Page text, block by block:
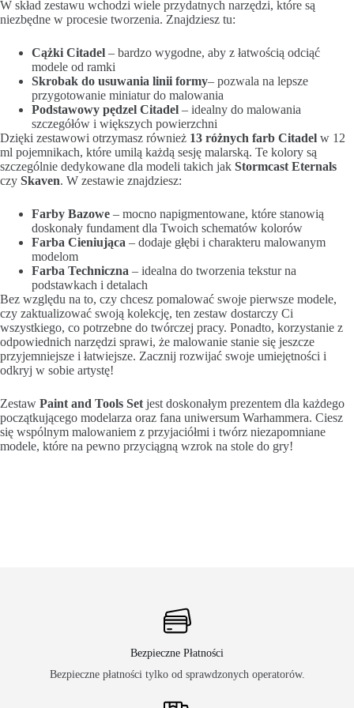
W skład zestawu wchodzi wiele przydatnych narzędzi, które są
niezbędne w procesie tworzenia. Znajdziesz tu:
Cążki Citadel – bardzo wygodne, aby z łatwością odciąć
modele od ramki
Skrobak do usuwania linii formy– pozwala na lepsze
przygotowanie miniatur do malowania
Podstawowy pędzel Citadel – idealny do malowania
szczegółów i większych powierzchni
Dzięki zestawowi otrzymasz również 13 różnych farb Citadel w 12
ml pojemnikach, które umilą każdą sesję malarską. Te kolory są
szczególnie dedykowane dla modeli takich jak Stormcast Eternals
czy Skaven. W zestawie znajdziesz:
Farby Bazowe – mocno napigmentowane, które stanowią
doskonały fundament dla Twoich schematów kolorów
Farba Cieniująca – dodaje głębi i charakteru malowanym
modelom
Farba Techniczna – idealna do tworzenia tekstur na
podstawkach i detalach
Bez względu na to, czy chcesz pomalować swoje pierwsze modele,
czy zaktualizować swoją kolekcję, ten zestaw dostarczy Ci
wszystkiego, co potrzebne do twórczej pracy. Ponadto, korzystanie z
odpowiednich narzędzi sprawi, że malowanie stanie się jeszcze
przyjemniejsze i łatwiejsze. Zacznij rozwijać swoje umiejętności i
odkryj w sobie artystę!
Zestaw Paint and Tools Set jest doskonałym prezentem dla każdego
początkującego modelarza oraz fana uniwersum Warhammera. Ciesz
się wspólnym malowaniem z przyjaciółmi i twórz niezapomniane
modele, które na pewno przyciągną wzrok na stole do gry!
Bezpieczne Płatności
Bezpieczne płatności tylko od sprawdzonych operatorów.